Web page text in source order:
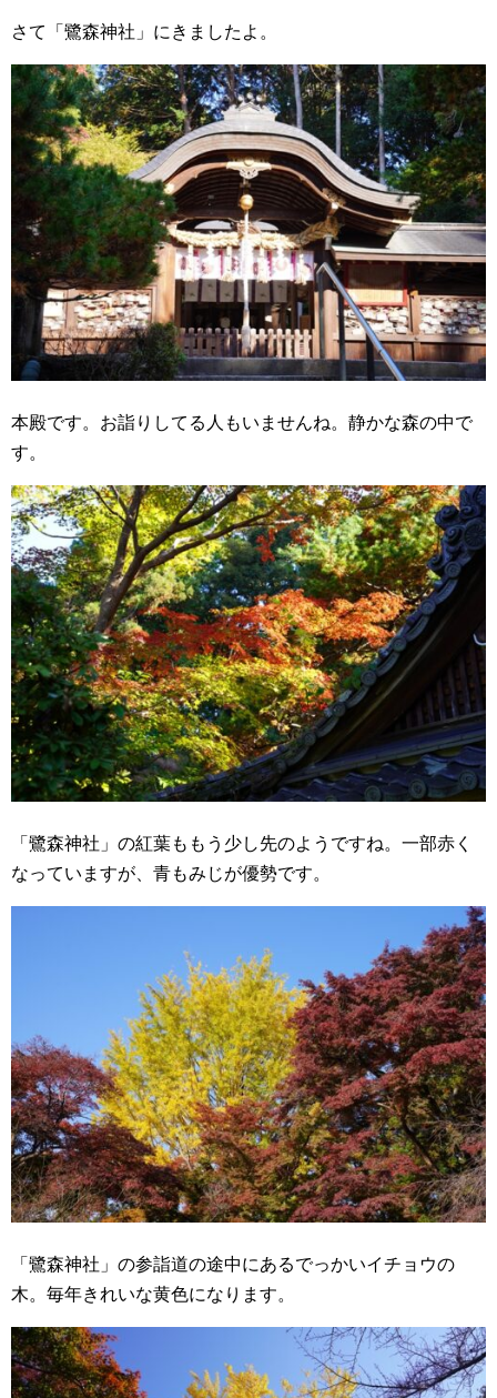
さて「鷺森神社」にきましたよ。
本殿です。お詣りしてる人もいませんね。静かな森の中で
す。
「鷺森神社」の紅葉ももう少し先のようですね。一部赤く
なっていますが、青もみじが優勢です。
「鷺森神社」の参詣道の途中にあるでっかいイチョウの
木。毎年きれいな黄色になります。